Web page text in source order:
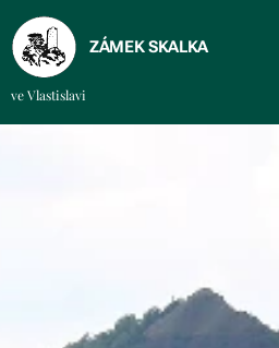
ZÁMEK SKALKA
ve Vlastislavi